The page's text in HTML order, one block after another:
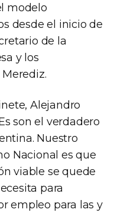
modelo
desde el inicio de
de la
y los
Alejandro
son el verdadero
Nuestro
Nacional es que
viable se quede
para
empleo para las y